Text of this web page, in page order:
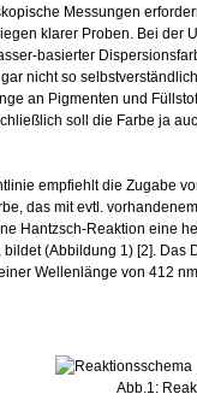
Messungen
klarer Proben. Bei der
basierter
nicht so
an Pigmenten und
soll die Farbe ja
empfiehlt die Zugabe
das mit evtl.
Hantzsch-Reaktion eine
(Abbildung 1) [2]. Das
Wellenlänge von 412
Abb.1: